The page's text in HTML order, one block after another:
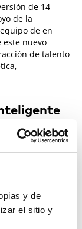
y de
el sitio y
de 14
de la
de en
este nuevo
de talento
de
Así, se
la huella
durante
móvil, para